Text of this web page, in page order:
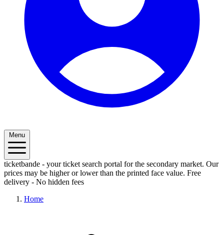
Menu
ticketbande - your ticket search portal for the secondary market. Our
prices may be higher or lower than the printed face value. Free
delivery - No hidden fees
Home